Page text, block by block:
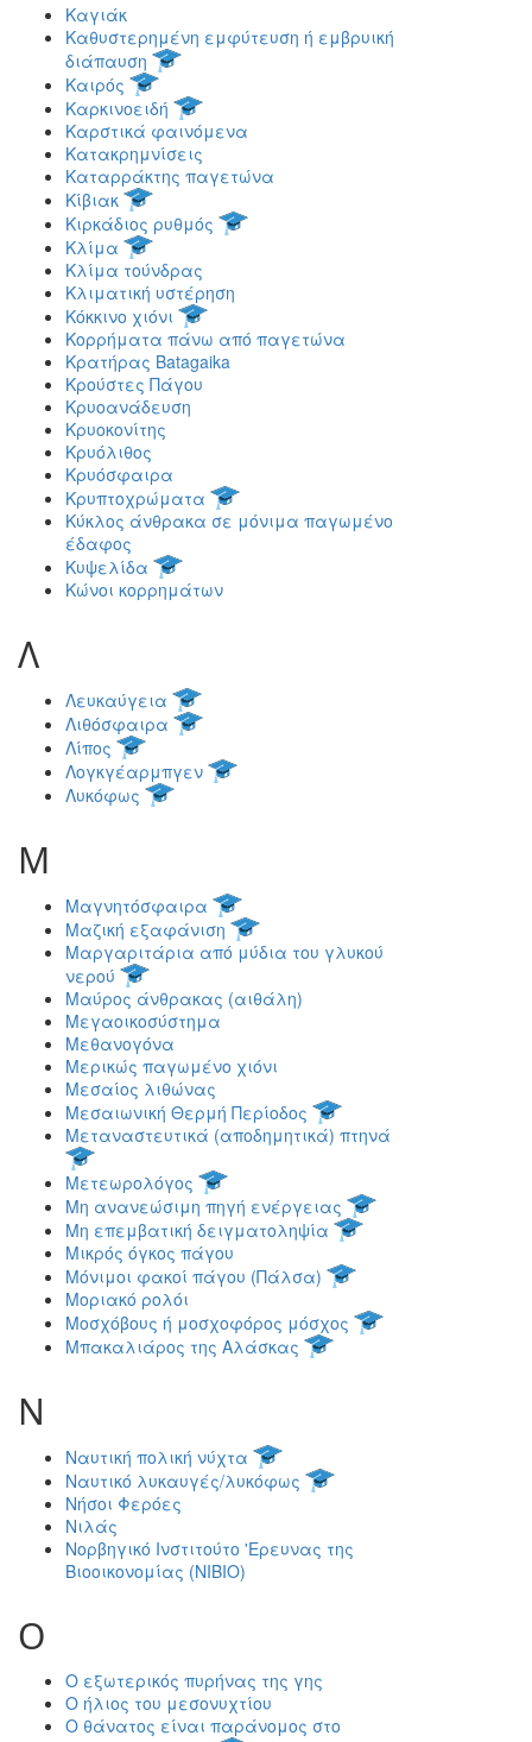
Καγιάκ
Καθυστερημένη εμφύτευση ή εμβρυική
διάπαυση
Καιρός
Καρκινοειδή
Καρστικά φαινόμενα
Κατακρημνίσεις
Καταρράκτης παγετώνα
Κίβιακ
Κιρκάδιος ρυθμός
Κλίμα
Κλίμα τούνδρας
Κλιματική υστέρηση
Κόκκινο χιόνι
Κορρήματα πάνω από παγετώνα
Κρατήρας Batagaika
Κρούστες Πάγου
Κρυοανάδευση
Κρυοκονίτης
Κρυόλιθος
Κρυόσφαιρα
Κρυπτοχρώματα
Κύκλος άνθρακα σε μόνιμα παγωμένο
έδαφος
Κυψελίδα
Κώνοι κορρημάτων
Λ
Λευκαύγεια
Λιθόσφαιρα
Λίπος
Λογκγέαρμπγεν
Λυκόφως
Μ
Μαγνητόσφαιρα
Μαζική εξαφάνιση
Μαργαριτάρια από μύδια του γλυκού
νερού
Μαύρος άνθρακας (αιθάλη)
Μεγαοικοσύστημα
Μεθανογόνα
Μερικώς παγωμένο χιόνι
Μεσαίος λιθώνας
Μεσαιωνική Θερμή Περίοδος
Μεταναστευτικά (αποδημητικά) πτηνά
Μετεωρολόγος
Μη ανανεώσιμη πηγή ενέργειας
Μη επεμβατική δειγματοληψία
Μικρός όγκος πάγου
Μόνιμοι φακοί πάγου (Πάλσα)
Μοριακό ρολόι
Μοσχόβους ή μοσχοφόρος μόσχος
Μπακαλιάρος της Αλάσκας
Ν
Ναυτική πολική νύχτα
Ναυτικό λυκαυγές/λυκόφως
Νήσοι Φερόες
Νιλάς
Νορβηγικό Ινστιτούτο 'Ερευνας της
Βιοοικονομίας (NIBIO)
Ο
Ο εξωτερικός πυρήνας της γης
Ο ήλιος του μεσονυχτίου
Ο θάνατος είναι παράνομος στο